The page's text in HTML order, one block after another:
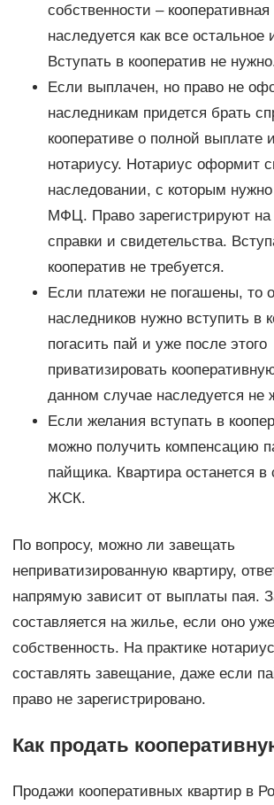
собственности – кооперативная
наследуется как все
Вступать в кооператив не
Если выплачен, но право не
наследникам придется брать
кооперативе о полной выплате
нотариусу. Нотариус оформит
наследовании, с которым
МФЦ. Право зарегистрируют на
справки и свидетельства.
кооператив не требуется.
Если платежи не погашены, то
наследников нужно вступить в
погасить пай и уже после этого
приватизировать
данном случае наследуется не
Если желания вступать в
можно получить компенсацию
пайщика. Квартира останется в
ЖСК.
По вопросу, можно ли завещать
неприватизированную квартиру,
напрямую зависит от выплаты пая.
составляется на жилье, если оно
собственность. На практике
составлять завещание, даже если
право не зарегистрировано.
Как продать
Продажи кооперативных квартир в